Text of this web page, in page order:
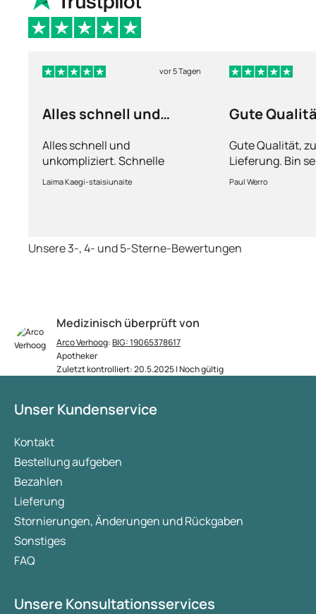
Medizinisch überprüft von
Arco Verhoog:BIG: 19065378617
Apotheker
Zuletzt kontrolliert: 20.5.2025 | Noch gültig
vor 5 Tagen
Alles schnell und
Alles schnell und
unkompliziert. Schnelle
Lieferung.
Laima Kaegi-staisiunaite
Gute
Gute Qualität,
Lieferung. Bin
Paul Werro
Unsere 3-, 4- und 5-Sterne-Bewertungen
Unser Kundenservice
Kontakt
Bestellung aufgeben
Bezahlen
Lieferung
Stornierungen, Änderungen und Rückgaben
Sonstiges
FAQ
Unsere Konsultationsservices